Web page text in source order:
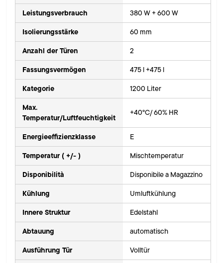
Leistungsverbrauch 380 W + 600 W
Isolierungsstärke 60 mm
Anzahl der Türen 2
Fassungsvermögen 475 l +475 l
Kategorie 1200 Liter
Max.
Temperatur/Luftfeuchtigkeit
+40°C/ 60% HR
Energieeffizienzklasse E
Temperatur ( +/- ) Mischtemperatur
Disponibilità Disponibile a Magazzino
Kühlung Umluftkühlung
Innere Struktur Edelstahl
Abtauung automatisch
Ausführung Tür Volltür